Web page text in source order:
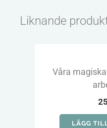
Liknande
Våra
LÄGG